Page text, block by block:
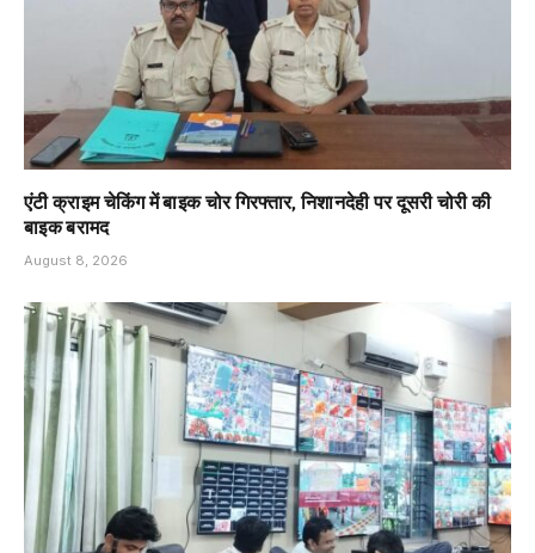
एंटी क्राइम चेकिंग में बाइक चोर गिरफ्तार, निशानदेही पर दूसरी चोरी की
बाइक बरामद
August 8, 2026